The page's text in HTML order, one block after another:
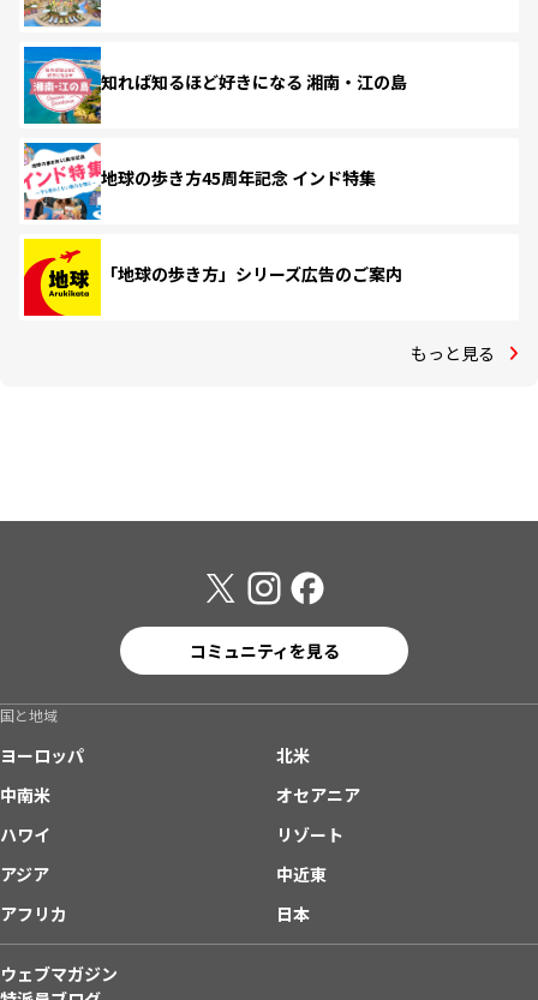
知れば知るほど好きになる 湘南・江の島
地球の歩き方45周年記念 インド特集
「地球の歩き方」シリーズ広告のご案内
もっと見る
コミュニティを見る
国と地域
ヨーロッパ
北米
中南米
オセアニア
ハワイ
リゾート
アジア
中近東
アフリカ
日本
ウェブマガジン